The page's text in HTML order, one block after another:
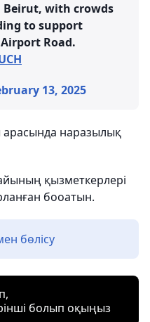
Beirut, with crowds
to support
Road.
13, 2025
наразылық
қызметкерлері
бооатын.
бөлісу
болып оқыңыз